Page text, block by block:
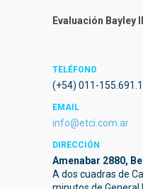
Evaluación Bayley III
TELÉFONO
(+54) 011-
EMAIL
info@etci.com.ar
DIRECCIÓN
Amenabar 2880,
A dos cuadras de